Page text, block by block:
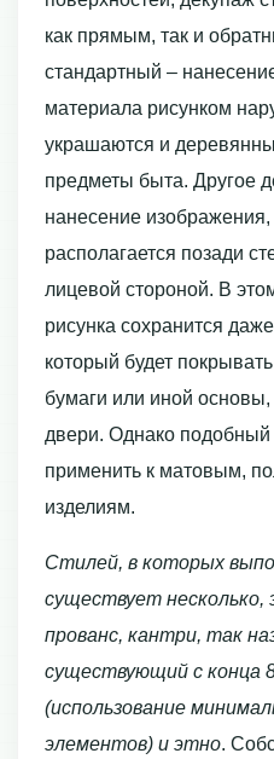
как прямым, так и
стандартный –
материала рисунком
украшаются и
предметы быта. Другое
нанесение изображения,
располагается позади
лицевой стороной. В
рисунка сохранится
который будет
бумаги или иной
двери. Однако
применить к матовым,
изделиям.
Стилей, в которых
существует несколько,
прованс, кантри, так
существующий с конца
(использование
элементов) и этно.